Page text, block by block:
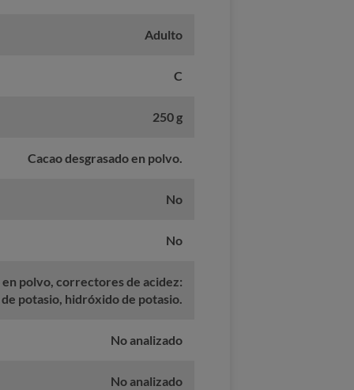
Adulto
C
250 g
Cacao desgrasado en polvo.
No
No
en polvo, correctores de acidez:
potasio, hidróxido de potasio.
No analizado
No analizado